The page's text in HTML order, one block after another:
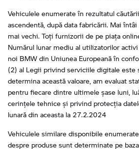
Vehiculele enumerate în rezultatul
ascendentă, după data fabricării. Mai
mai vechi. Toți furnizorii de pe piața
Numărul lunar mediu al utilizatorilor
noi BMW din Uniunea Europeană în
(2) al Legii privind serviciile digitale este
determina această valoare, am evaluat
pentru fiecare dintre ultimele șase luni,
cerințele tehnice și privind protecția
lunară din aceasta la 27.2.2024
Vehiculele similare disponibile
despre produse sunt determinate pe